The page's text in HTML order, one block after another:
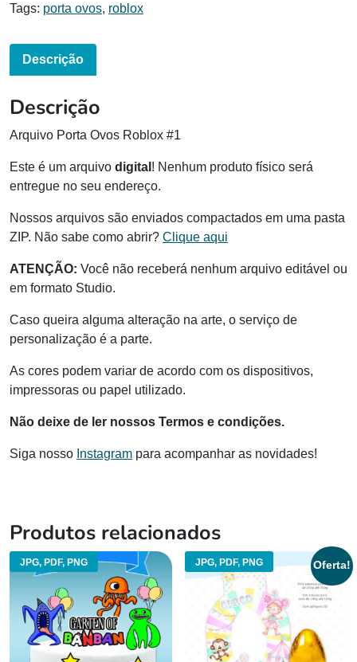
Tags: porta ovos, roblox
Descrição
Descrição
Arquivo Porta Ovos Roblox #1
Este é um arquivo digital ! Nenhum produto físico será
entregue no seu endereço.
Nossos arquivos são enviados compactados em uma pasta
ZIP. Não sabe como abrir? Clique aqui
ATENÇÃO: Você não receberá nenhum arquivo editável ou
em formato Studio.
Caso queira alguma alteração na arte, o serviço de
personalização é a parte.
As cores podem variar de acordo com os dispositivos,
impressoras ou papel utilizado.
Não deixe de ler nossos Termos e condições.
Siga nosso Instagram para acompanhar as novidades!
Produtos relacionados
JPG, PDF, PNG JPG, PDF, PNG Oferta!